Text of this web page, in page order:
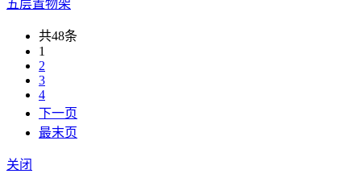
五层置物架
共48条
1
2
3
4
下一页
最末页
关闭